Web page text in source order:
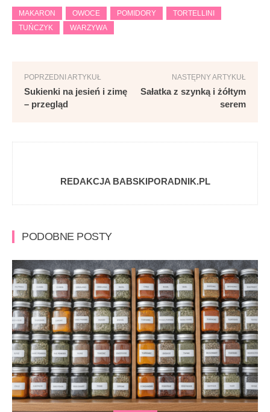
MAKARON OWOCE POMIDORY
TORTELLINI
TUŃCZYK
WARZYWA
POPRZEDNI ARTYKUŁ
Sukienki na jesień i zimę
– przegląd
NASTĘPNY ARTYKUŁ
Sałatka z szynką i żółtym
serem
REDAKCJA BABSKIPORADNIK.PL
PODOBNE POSTY